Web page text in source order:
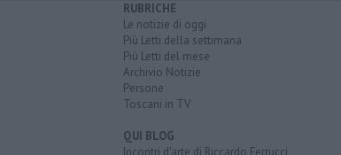
RUBRICHE
Le notizie di oggi
Più Letti della settimana
Più Letti del mese
Archivio Notizie
Persone
Toscani in TV
QUI BLOG